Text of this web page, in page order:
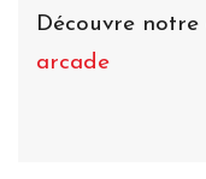
Découvre notre
arcade